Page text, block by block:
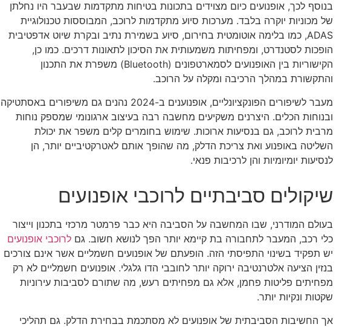
בנוסף לכך, אופנועים כיום מצוידים בתכונות בטיחות מתקדמות שבעבר היו נחלתן
של מכוניות יוקרה בלבד. מערכות סיוע מתקדמות לרוכב, המבוססות טכנולוגיית
ADAS, כמו בלימה אוטומטית בחירום, סיוע בשמירת נתיב ובקרת שיוט אדפטיבית
הופכות לסטנדרט, ומפחיתות משמעותית את הסיכון לתאונות דרכים. כמו כן,
הקישוריות בין האופנועים לסמארטפונים (Bluetooth) משפרת את התכנון
והתקשורת במהלך הרכיבה ומקלה על הרוכב.
מעבר לשיפורים הפונקציונליים, אופנוענים ב-2024 נהנים גם משיפורים באסתטיקה
ובנוחות הכלים. היצרנים משקיעים מחשבה רבה בעיצוב ארגונומי שמספק נוחות
מרבית לרוכב, גם בנסיעות ארוכות. שימוש בחומרים קלים משפר את יכולת
השליטה באופנוע ואת צריכת הדלק, מה שהופך אותם לאטרקטיביים יותר, הן
לנסיעות יומיומיות והן לרכיבות פנאי.
שיקולים סביבתיים לרוכבי אופנועים
בעולם המודרני, שבו המחשבה על הסביבה היא כבר פרמטר מרכזי בתכנון וייצור
כלי רכב, המעבר לתחבורה בת קיימא יותר הפך לנושא חשוב. גם לרוכבי אופנועים
יש תפקיד בשינוי התפיסתי הזה. הופעתם של אופנועים חשמליים אשר אינם צורכים
בנזין הציעה אלטרנטיבה ירוקה יותר לחובבי הדו גלגלי. אופנועים חשמליים לא רק
מפחיתים פליטות פחמן, אלא גם מפחיתים רעש, מה שתורם לסביבות עירוניות
שקטות ונקיות יותר.
אך החשיבות הסביבתית של אופנועים לא מסתכמת בבחירת הדלק. גם תהליכי